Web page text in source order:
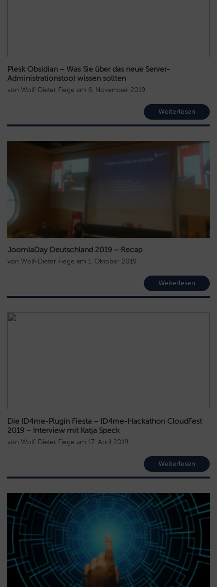
Plesk Obsidian – Was Sie über das neue Server-
Administrationstool wissen sollten
von Wolf-Dieter Fiege am 6. November 2019
Weiterlesen
JoomlaDay Deutschland 2019 – Recap
von Wolf-Dieter Fiege am 1. Oktober 2019
Weiterlesen
Die ID4me-Plugin Fiesta – ID4me-Hackathon CloudFest
2019 – Interview mit Katja Speck
von Wolf-Dieter Fiege am 17. April 2019
Weiterlesen